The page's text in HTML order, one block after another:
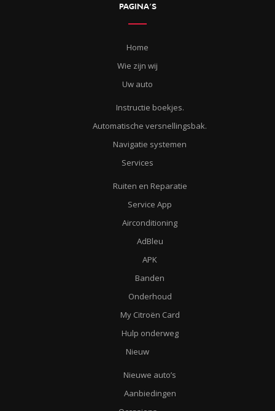
PAGINA’S
Home
Wie zijn wij
Uw auto
Instructie boekjes.
Automatische versnellingsbak.
Navigatie systemen
Services
Ruiten en Reparatie
Service App
Airconditioning
AdBleu
APK
Banden
Onderhoud
My Citroën Card
Hulp onderweg
Nieuw
Nieuwe auto’s
Aanbiedingen